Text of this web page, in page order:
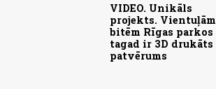
VIDEO. Unikāls
projekts. Vientuļām
bitēm Rīgas parkos
tagad ir 3D drukāts
patvērums